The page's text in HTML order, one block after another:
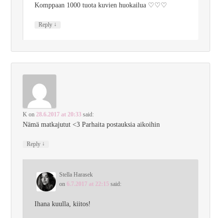
Komppaan 1000 tuota kuvien huokailua ♡♡♡
Reply ↓
K on28.6.2017 at 20:33 said:
Nämä matkajutut <3 Parhaita postauksia aikoihin
Reply ↓
Stella Harasek
on 6.7.2017 at 22:15 said:
Ihana kuulla, kiitos!